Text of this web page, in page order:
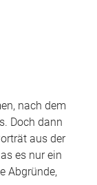
nach dem
Doch dann
aus der
es nur ein
Abgründe,